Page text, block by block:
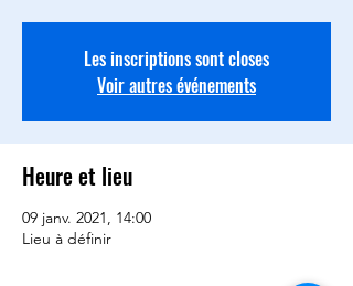
Les inscriptions sont closes
Voir autres événements
Heure et lieu
09 janv. 2021, 14:00
Lieu à définir